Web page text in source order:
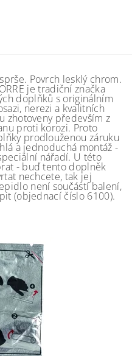
Povrch lesklý chrom.
je tradiční značka
doplňků s originálním
nerezi a kvalitních
zhotoveny především z
proti korozi. Proto
prodlouženou záruku
a jednoduchá montáž -
nářadí. U této
- buď tento doplněk
nechcete, tak jej
není součástí balení,
(objednací číslo 6100).